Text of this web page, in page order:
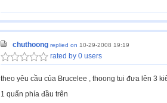
chuthoong replied on 10-29-2008 19:19
rated by 0 users
theo yêu cầu của Brucelee , thoong tui đưa lên 3
1 quấn phía đầu trên